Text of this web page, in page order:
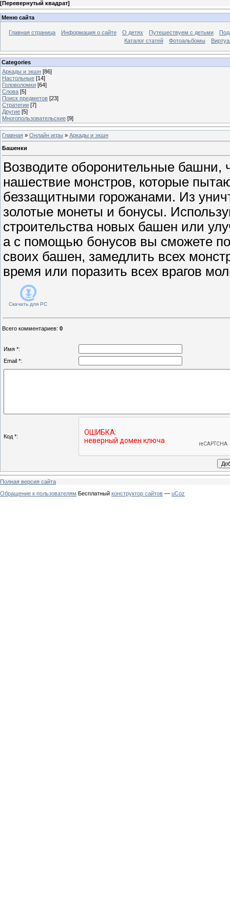
[Перевернутый квадрат]
Меню сайта
Главная страница Информация о сайте О детях Путешествуем с детьми
Каталог статей
Фотоальбомы
Categories
Аркады и экшн [86]
Настольные [14]
Головоломки [64]
Слова [5]
Поиск предметов [23]
Стратегии [7]
Другие [5]
Многопользовательские [9]
Главная » Онлайн игры » Аркады и экшн
Башенки
Возводите оборонительные башни,
нашествие монстров, которые
беззащитными горожанами. Из
золотые монеты и бонусы.
строительства новых башен или
а с помощью бонусов вы сможете
своих башен, замедлить всех
время или поразить всех врагов
Скачать для PC
Всего комментариев: 0
Имя *:
Email *:
Код *:
Полная версия сайта
Обращение к пользователям Бесплатный конструктор сайтов — uCoz